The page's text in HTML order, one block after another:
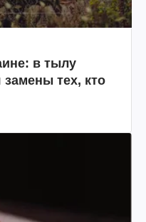
в тылу
тех, кто